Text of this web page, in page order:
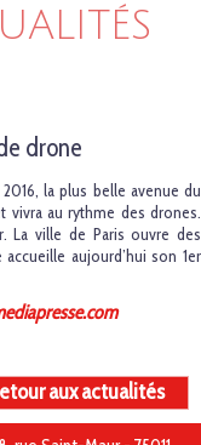
drone
la plus belle avenue du
vivra au rythme des drones.
La ville de Paris ouvre des
aujourd’hui son 1er
aux actualités